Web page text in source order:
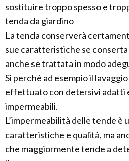
sostituire troppo spesso e
tenda da giardino
La tenda conserverà
sue caratteristiche se
anche se trattata in modo
Si perché ad esempio il
effettuato con detersivi adatti
impermeabili.
L’impermeabilità delle tende è
caratteristiche e qualità, ma
che maggiormente tende a